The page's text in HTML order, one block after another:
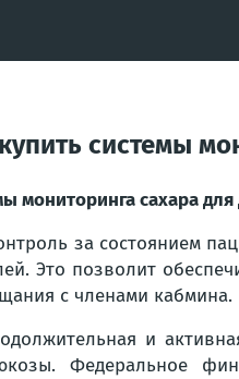
системы
мониторинга сахара для
за состоянием
Это позволит
с членами кабмина.
и
Федеральное